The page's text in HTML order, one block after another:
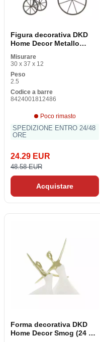
Figura decorativa DKD
Home Decor Metallo
37 cm)
Misurare
30 x 37 x 12
Peso
2.5
Codice a barre
8424001812486
Poco rimasto
SPEDIZIONE ENTRO 24/48
ORE
24.29 EUR
48.58 EUR
Acquistare
Forma decorativa DKD
Home Decor Smog (24 x 9